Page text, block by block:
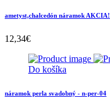
ametyst,chalcedón náramok AKCIA!
12,34€
Do košíka
náramok perla svadobný - n-per-04